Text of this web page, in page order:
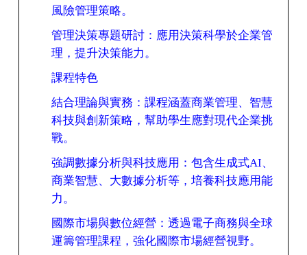
風險管理策略。
管理決策專題研討：應用決策科學於企業管
理，提升決策能力。
課程特色
結合理論與實務：課程涵蓋商業管理、智慧
科技與創新策略，幫助學生應對現代企業挑
戰。
強調數據分析與科技應用：包含生成式AI、
商業智慧、大數據分析等，培養科技應用能
力。
國際市場與數位經營：透過電子商務與全球
運籌管理課程，強化國際市場經營視野。